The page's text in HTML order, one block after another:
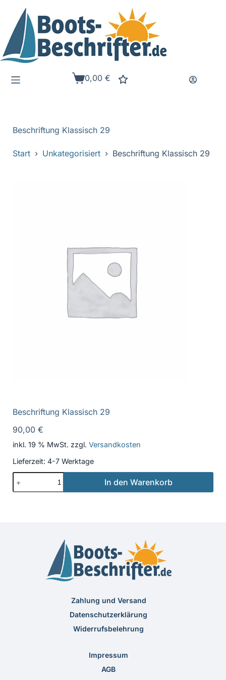
Inhalt
springen
Warenkorb
0,00€
Beschriftung Klassisch 29
Start Unkategorisiert Beschriftung Klassisch 29
Beschriftung Klassisch 29
90,00 €
inkl. 19 % MwSt. zzgl. Versandkosten
Lieferzeit: 4-7 Werktage
Klassisch
In den Warenkorb
Zahlung und Versand
Datenschutzerklärung
Widerrufsbelehrung
Impressum
AGB